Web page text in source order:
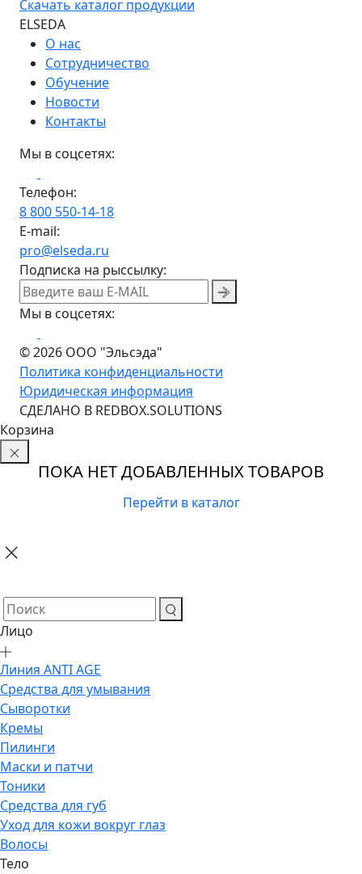
Скачать каталог продукции
ELSEDA
О нас
Сотрудничество
Обучение
Новости
Контакты
Мы в соцсетях:
Телефон:
8 800 550-14-18
E-mail:
pro@elseda.ru
Подписка на рыссылку:
Мы в соцсетях:
© 2026 ООО "Эльсэда"
Политика конфиденциальности
Юридическая информация
CДЕЛАНО В REDBOX.SOLUTIONS
Корзина
ПОКА НЕТ ДОБАВЛЕННЫХ ТОВАРОВ
Перейти в каталог
Лицо
Линия ANTI AGE
Средства для умывания
Сыворотки
Кремы
Пилинги
Маски и патчи
Тоники
Средства для губ
Уход для кожи вокруг глаз
Волосы
Тело